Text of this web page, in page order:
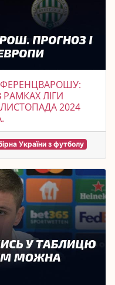
ЛІГИ
2024
України з футболу